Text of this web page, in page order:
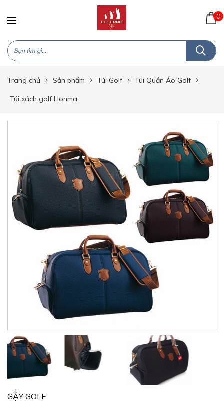
0
Trang chủ Sản phẩm Túi Golf Túi Quần Áo Golf
Túi xách golf Honma
GẬY GOLF